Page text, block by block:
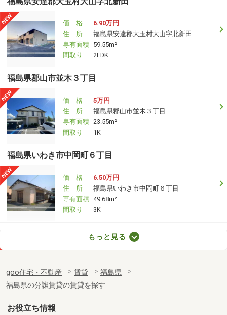
価 格
6.90万円
住 所
福島県安達郡大玉村大山字北新田
専有面積 59.55m²
間取り
2LDK
福島県郡山市並木３丁目
価 格
5万円
住 所
福島県郡山市並木３丁目
専有面積 23.55m²
間取り
1K
福島県いわき市中岡町６丁目
価 格
6.50万円
住 所
福島県いわき市中岡町６丁目
専有面積 49.68m²
間取り
3K
福島県郡山市小原田５丁目
専有面積
39.92m²
間取り
1LDK
福島県いわき市常磐関船町３
もっと見る
goo住宅・不動産 賃貸
福島県
福島県の分譲賃貸の賃貸を探す
お役立ち情報